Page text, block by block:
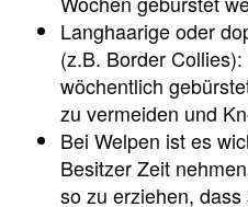
Langhaarige oder
(z.B. Border
wöchentlich
zu vermeiden und
Bei Welpen ist es
Besitzer Zeit
so zu erziehen,